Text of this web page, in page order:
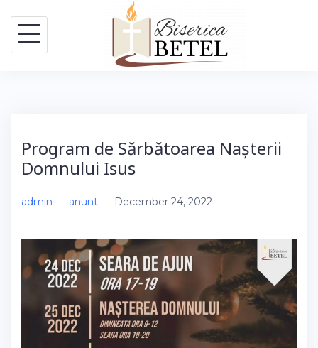
content
Program de Sărbătoarea Nașterii
Domnului Isus
admin – anunt – December 24, 2022